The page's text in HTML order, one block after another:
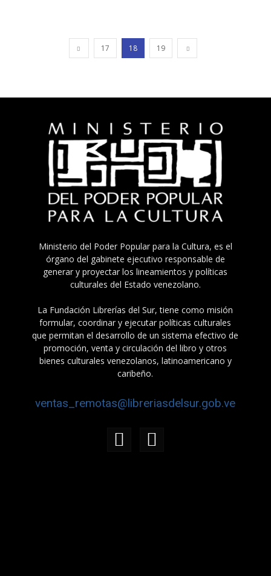
17 18 19
Ministerio del Poder Popular para la Cultura, es el
órgano del gabinete ejecutivo responsable de
generar y proyectar los lineamientos y políticas
culturales del Estado venezolano.
La Fundación Librerías del Sur, tiene como misión
formular, coordinar y ejecutar políticas culturales
que permitan el desarrollo de un sistema efectivo de
promoción, venta y circulación del libro y otros
bienes culturales venezolanos, latinoamericano y
caribeño.
ventas_remotas@libreriasdelsur.gob.ve